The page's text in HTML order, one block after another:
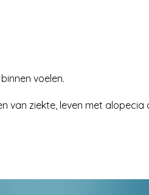
voelen.
van ziekte, leven met alopecia